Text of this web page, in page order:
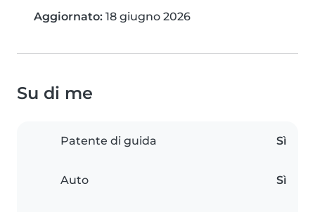
Aggiornato: 18 giugno 2026
Su di me
Patente di guida Sì
Auto Sì